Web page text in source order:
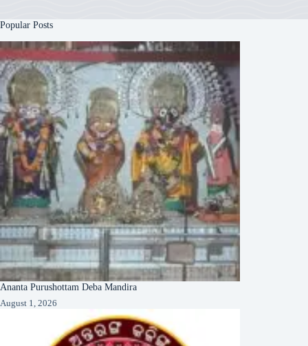
Popular Posts
Ananta Purushottam Deba Mandira
August 1, 2026